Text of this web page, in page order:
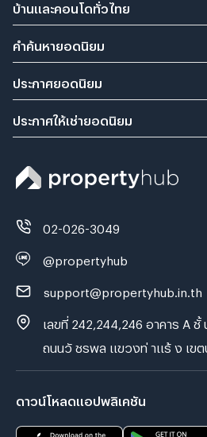
บ้านและคอนโดทั่วไทย
คำค้นหายอดนิยม
ประกาศยอดนิยม
ประกาศให้เช่ายอดนิยม
02-026-3049
@propertyhub
support@propertyhub.in.th
เลขที่ 242,244,246 อาคาร A ชั้
ถนนวั ชรพล แขวงท่ าแร้ ง เขต
ดาวน์โหลดแอปพลิเคชัน